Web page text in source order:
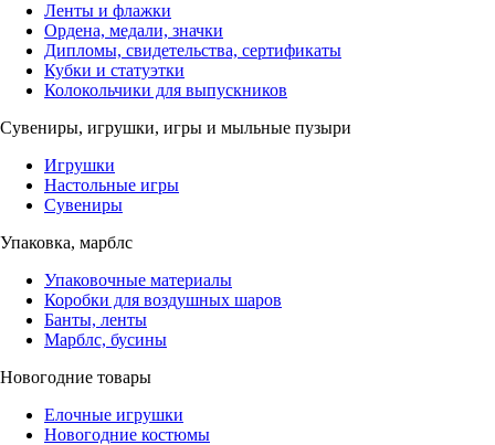
Ленты и флажки
Ордена, медали, значки
Дипломы, свидетельства, сертификаты
Кубки и статуэтки
Колокольчики для выпускников
Сувениры, игрушки, игры и мыльные пузыри
Игрушки
Настольные игры
Сувениры
Упаковка, марблс
Упаковочные материалы
Коробки для воздушных шаров
Банты, ленты
Марблс, бусины
Новогодние товары
Елочные игрушки
Новогодние костюмы